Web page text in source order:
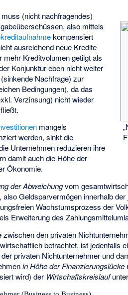
(nicht nachfragendes)
also mittels
kompensiert
ausreichend neue Kredite
mehr Kreditvolumen getilgt als
Konjunktur eben nicht weiter
Nachfrage) zur
Bedingungen), da das
Verzinsung) nicht wieder
mangels
werden, sinkt die
Unternehmen reduzieren ihre
damit auch die Höhe der
Ökonomie.
der Abweichungvom
also Geldsparvermögen innerhalb
Wachstumsprozess der
Erweiterung des
zwischen den privaten
betrachtet, ist jedenfalls
privaten Nichtunternehmer und
in Höhe der Finanzierungslücke
wird) der Wirtschaftskreislauf